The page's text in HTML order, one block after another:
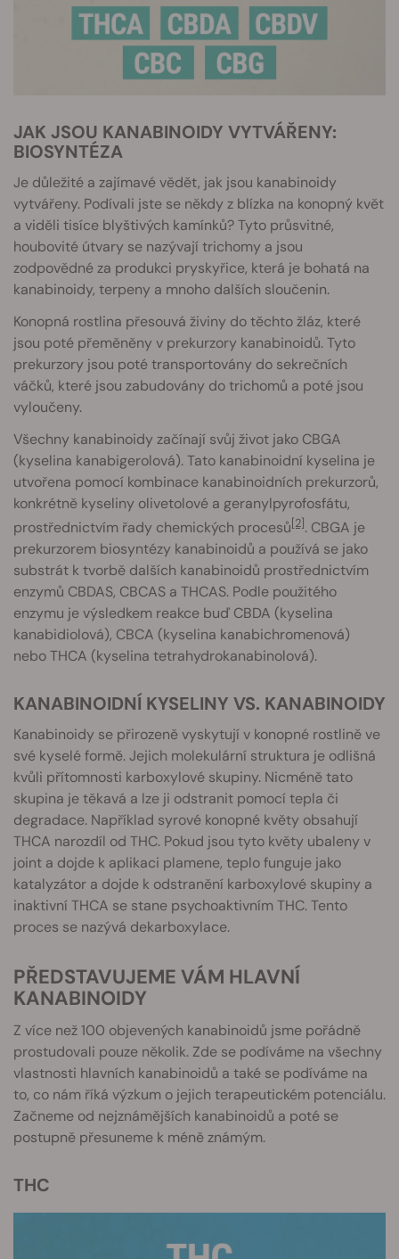
JAK JSOU KANABINOIDY VYTVÁŘENY:
BIOSYNTÉZA
Je důležité a zajímavé vědět, jak jsou kanabinoidy
vytvářeny. Podívali jste se někdy z blízka na konopný květ
a viděli tisíce blyštivých kamínků? Tyto průsvitné,
houbovité útvary se nazývají trichomy a jsou
zodpovědné za produkci pryskyřice, která je bohatá na
kanabinoidy, terpeny a mnoho dalších sloučenin.
Konopná rostlina přesouvá živiny do těchto žláz, které
jsou poté přeměněny v prekurzory kanabinoidů. Tyto
prekurzory jsou poté transportovány do sekrečních
váčků, které jsou zabudovány do trichomů a poté jsou
vyloučeny.
Všechny kanabinoidy začínají svůj život jako CBGA
(kyselina kanabigerolová). Tato kanabinoidní kyselina je
utvořena pomocí kombinace kanabinoidních prekurzorů,
konkrétně kyseliny olivetolové a geranylpyrofosfátu,
prostřednictvím řady chemických procesů[2]. CBGA je
prekurzorem biosyntézy kanabinoidů a používá se jako
substrát k tvorbě dalších kanabinoidů prostřednictvím
enzymů CBDAS, CBCAS a THCAS. Podle použitého
enzymu je výsledkem reakce buď CBDA (kyselina
kanabidiolová), CBCA (kyselina kanabichromenová)
nebo THCA (kyselina tetrahydrokanabinolová).
KANABINOIDNÍ KYSELINY VS. KANABINOIDY
Kanabinoidy se přirozeně vyskytují v konopné rostlině ve
své kyselé formě. Jejich molekulární struktura je odlišná
kvůli přítomnosti karboxylové skupiny. Nicméně tato
skupina je těkavá a lze ji odstranit pomocí tepla či
degradace. Například syrové konopné květy obsahují
THCA narozdíl od THC. Pokud jsou tyto květy ubaleny v
joint a dojde k aplikaci plamene, teplo funguje jako
katalyzátor a dojde k odstranění karboxylové skupiny a
inaktivní THCA se stane psychoaktivním THC. Tento
proces se nazývá dekarboxylace.
PŘEDSTAVUJEME VÁM HLAVNÍ
KANABINOIDY
Z více než 100 objevených kanabinoidů jsme pořádně
prostudovali pouze několik. Zde se podíváme na všechny
vlastnosti hlavních kanabinoidů a také se podíváme na
to, co nám říká výzkum o jejich terapeutickém potenciálu.
Začneme od nejznámějších kanabinoidů a poté se
postupně přesuneme k méně známým.
THC